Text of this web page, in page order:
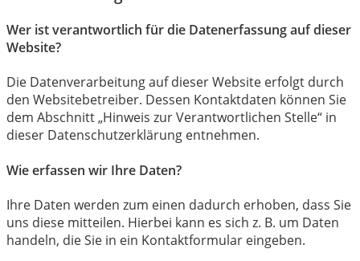
Wer ist verantwortlich für die Datenerfassung auf dieser
Website?
Die Datenverarbeitung auf dieser Website erfolgt durch
den Websitebetreiber. Dessen Kontaktdaten können Sie
dem Abschnitt „Hinweis zur Verantwortlichen Stelle“ in
dieser Datenschutzerklärung entnehmen.
Wie erfassen wir Ihre Daten?
Ihre Daten werden zum einen dadurch erhoben, dass Sie
uns diese mitteilen. Hierbei kann es sich z. B. um Daten
handeln, die Sie in ein Kontaktformular eingeben.